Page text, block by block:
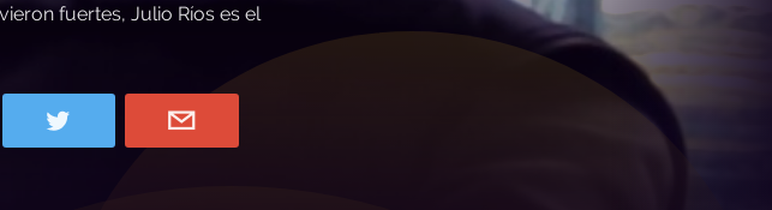
fuertes, Julio Ríos es el